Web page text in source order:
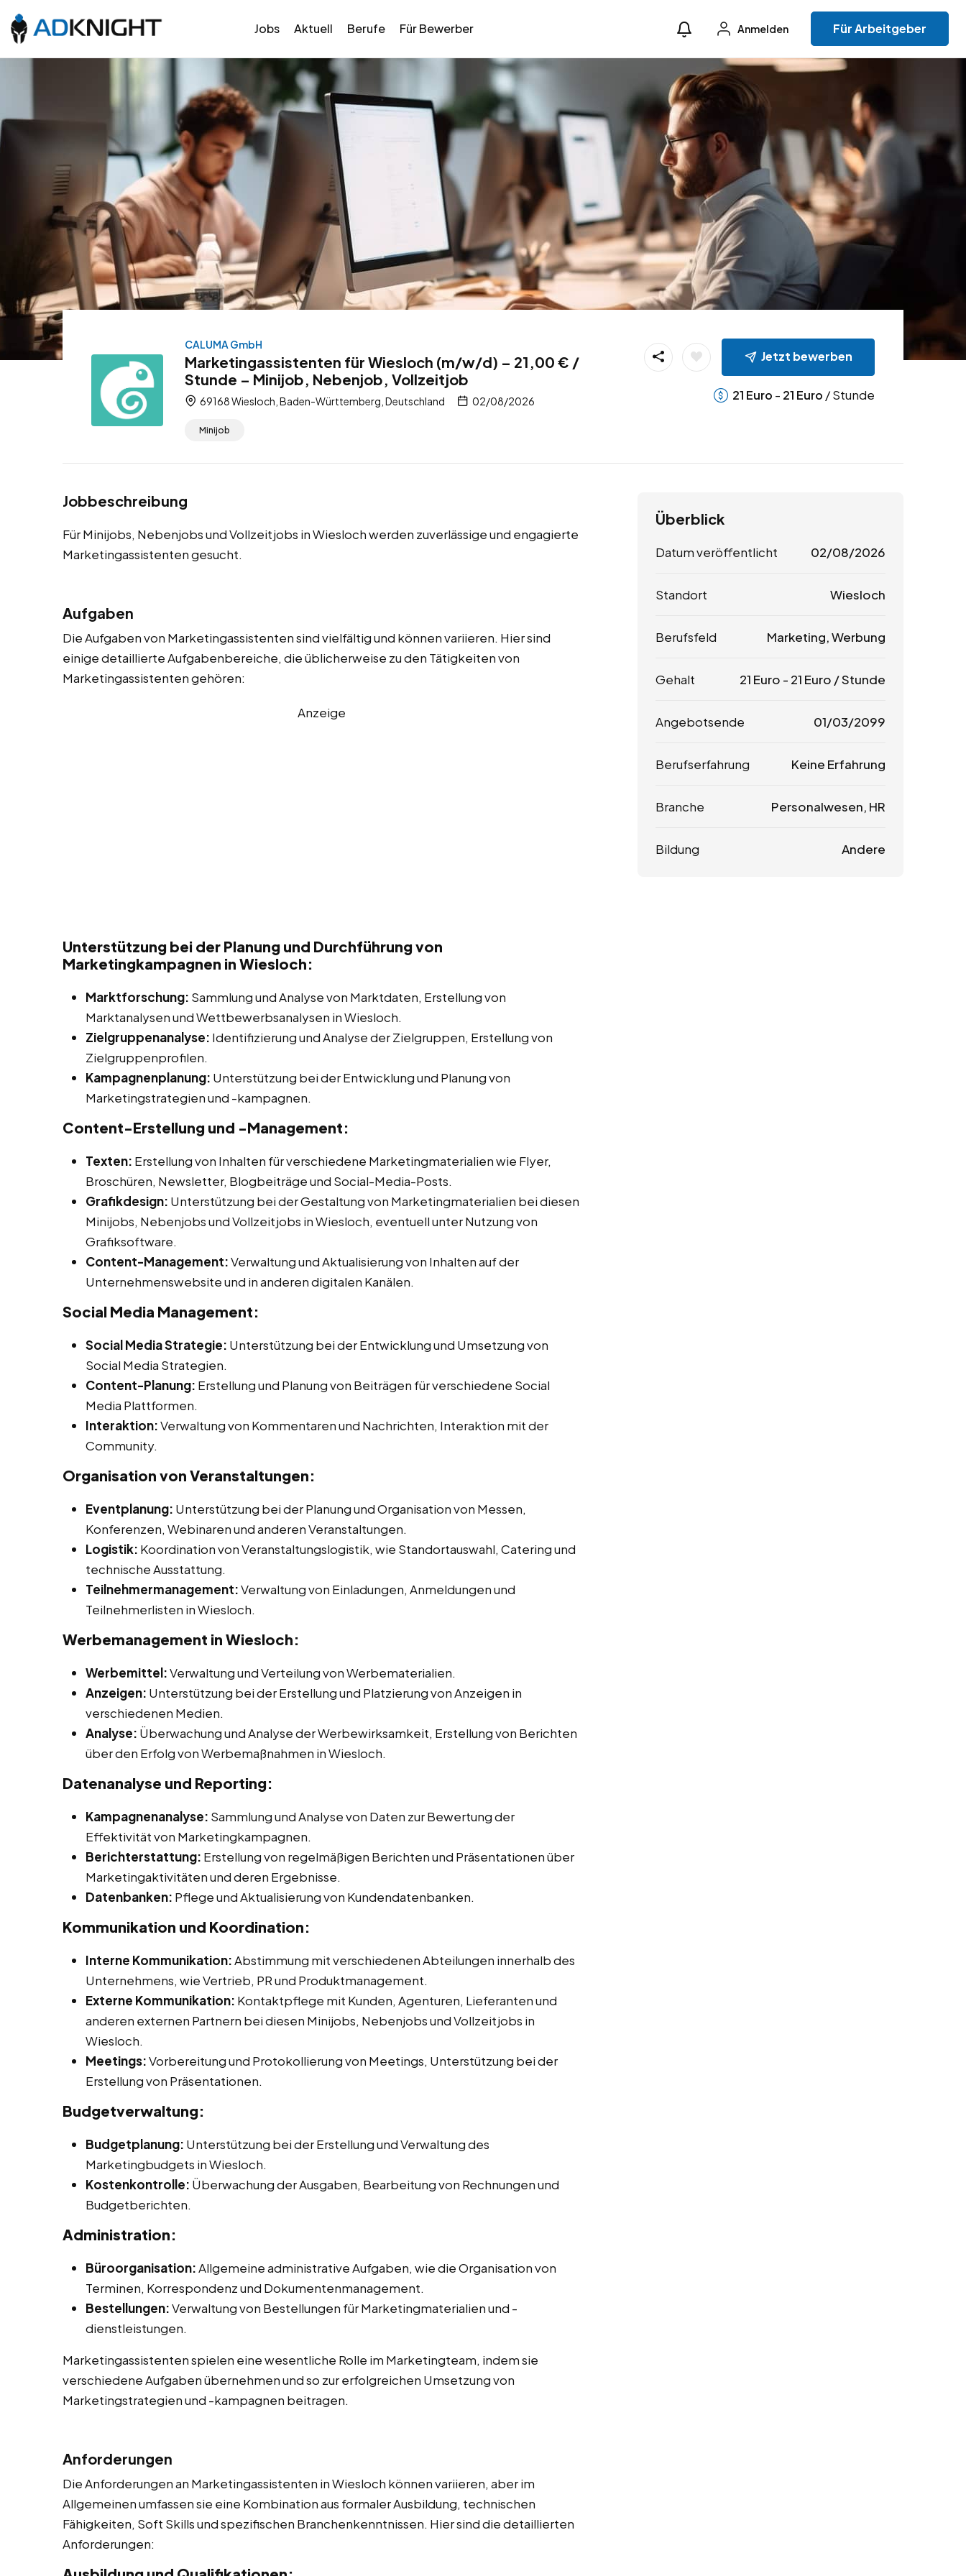
Jobs Aktuell Berufe Für Bewerber Anmelden Für Arbeitgeber
CALUMA GmbH
Marketingassistenten für Wiesloch (m/w/d) – 21,00 € /
Stunde – Minijob, Nebenjob, Vollzeitjob
69168 Wiesloch, Baden-Württemberg, Deutschland 02/08/2026
Minijob
Jetzt bewerben
21 Euro - 21 Euro / Stunde
Jobbeschreibung
Für Minijobs, Nebenjobs und Vollzeitjobs in Wiesloch werden zuverlässige und engagierte
Marketingassistenten gesucht.
Aufgaben
Die Aufgaben von Marketingassistenten sind vielfältig und können variieren. Hier sind
einige detaillierte Aufgabenbereiche, die üblicherweise zu den Tätigkeiten von
Marketingassistenten gehören:
Anzeige
Unterstützung bei der Planung und Durchführung von
Marketingkampagnen in Wiesloch:
Marktforschung: Sammlung und Analyse von Marktdaten, Erstellung von
Marktanalysen und Wettbewerbsanalysen in Wiesloch.
Zielgruppenanalyse: Identifizierung und Analyse der Zielgruppen, Erstellung von
Zielgruppenprofilen.
Kampagnenplanung: Unterstützung bei der Entwicklung und Planung von
Marketingstrategien und -kampagnen.
Content-Erstellung und -Management:
Texten: Erstellung von Inhalten für verschiedene Marketingmaterialien wie Flyer,
Broschüren, Newsletter, Blogbeiträge und Social-Media-Posts.
Grafikdesign: Unterstützung bei der Gestaltung von Marketingmaterialien bei diesen
Minijobs, Nebenjobs und Vollzeitjobs in Wiesloch, eventuell unter Nutzung von
Grafiksoftware.
Content-Management:Verwaltung und Aktualisierung von Inhalten auf der
Unternehmenswebsite und in anderen digitalen Kanälen.
Social Media Management:
Social Media Strategie: Unterstützung bei der Entwicklung und Umsetzung von
Social Media Strategien.
Content-Planung: Erstellung und Planung von Beiträgen für verschiedene Social
Media Plattformen.
Interaktion:Verwaltung von Kommentaren und Nachrichten, Interaktion mit der
Community.
Organisation von Veranstaltungen:
Eventplanung: Unterstützung bei der Planung und Organisation von Messen,
Konferenzen, Webinaren und anderen Veranstaltungen.
Logistik: Koordination von Veranstaltungslogistik, wie Standortauswahl, Catering und
technische Ausstattung.
Teilnehmermanagement:Verwaltung von Einladungen, Anmeldungen und
Teilnehmerlisten in Wiesloch.
Werbemanagement in Wiesloch:
Werbemittel:Verwaltung und Verteilung von Werbematerialien.
Anzeigen: Unterstützung bei der Erstellung und Platzierung von Anzeigen in
verschiedenen Medien.
Analyse: Überwachung und Analyse der Werbewirksamkeit, Erstellung von Berichten
über den Erfolg von Werbemaßnahmen in Wiesloch.
Datenanalyse und Reporting:
Kampagnenanalyse: Sammlung und Analyse von Daten zur Bewertung der
Effektivität von Marketingkampagnen.
Berichterstattung: Erstellung von regelmäßigen Berichten und Präsentationen über
Marketingaktivitäten und deren Ergebnisse.
Datenbanken: Pflege und Aktualisierung von Kundendatenbanken.
Kommunikation und Koordination:
Interne Kommunikation:Abstimmung mit verschiedenen Abteilungen innerhalb des
Unternehmens, wie Vertrieb, PR und Produktmanagement.
Externe Kommunikation: Kontaktpflege mit Kunden, Agenturen, Lieferanten und
anderen externen Partnern bei diesen Minijobs, Nebenjobs und Vollzeitjobs in
Wiesloch.
Meetings:Vorbereitung und Protokollierung von Meetings, Unterstützung bei der
Erstellung von Präsentationen.
Budgetverwaltung:
Budgetplanung: Unterstützung bei der Erstellung und Verwaltung des
Marketingbudgets in Wiesloch.
Kostenkontrolle: Überwachung der Ausgaben, Bearbeitung von Rechnungen und
Budgetberichten.
Administration:
Büroorganisation:Allgemeine administrative Aufgaben, wie die Organisation von
Terminen, Korrespondenz und Dokumentenmanagement.
Bestellungen:Verwaltung von Bestellungen für Marketingmaterialien und -
dienstleistungen.
Marketingassistenten spielen eine wesentliche Rolle im Marketingteam, indem sie
verschiedene Aufgaben übernehmen und so zur erfolgreichen Umsetzung von
Marketingstrategien und -kampagnen beitragen.
Anforderungen
Die Anforderungen an Marketingassistenten in Wiesloch können variieren, aber im
Allgemeinen umfassen sie eine Kombination aus formaler Ausbildung, technischen
Fähigkeiten, Soft Skills und spezifischen Branchenkenntnissen. Hier sind die detaillierten
Anforderungen:
Überblick
Datum veröffentlicht 02/08/2026
Standort Wiesloch
Berufsfeld Marketing, Werbung
Gehalt 21 Euro - 21 Euro / Stunde
Angebotsende 01/03/2099
Berufserfahrung Keine Erfahrung
Branche Personalwesen, HR
Bildung Andere